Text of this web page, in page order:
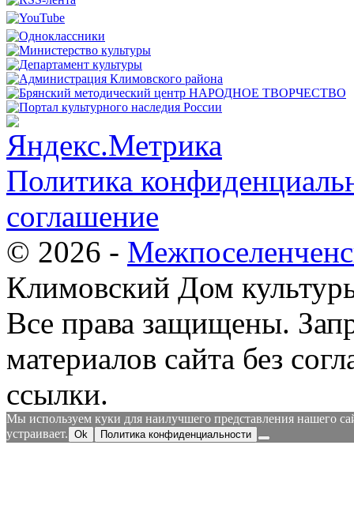
Политика
соглашение
© 2026 -
Климовский Дом
Все права защищены.
материалов сайта без
ссылки.
Мы используем куки для наилучшего представления нашего
устраивает. Ok Политика конфиденциальности